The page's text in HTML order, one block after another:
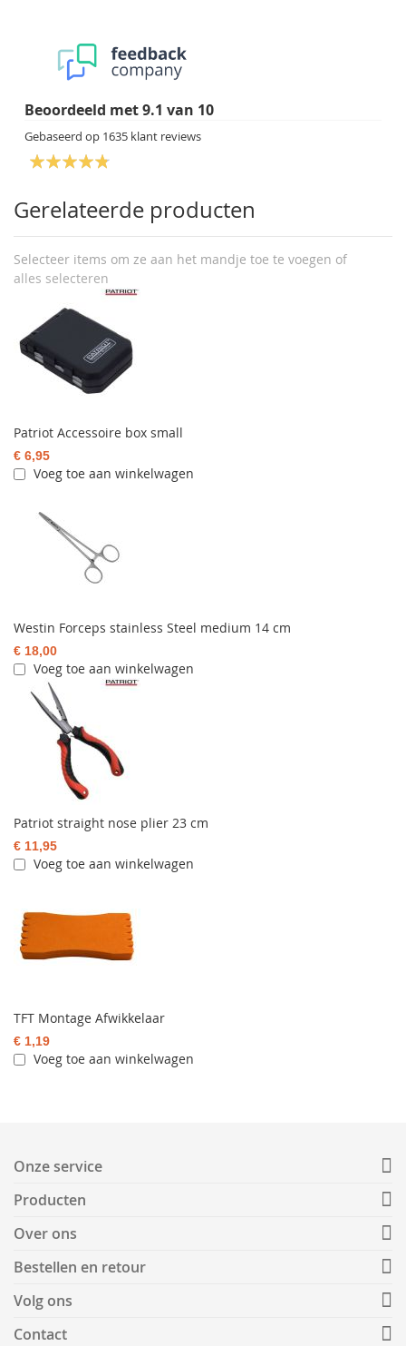
Beoordeeld met9.1 van 10
Gebaseerd op 1635 klant reviews
Gerelateerde producten
Selecteer items om ze aan het mandje toe te voegen of
alles selecteren
Patriot Accessoire box small
€ 6,95
Voeg toe aan winkelwagen
Westin Forceps stainless Steel medium 14 cm
€ 18,00
Voeg toe aan winkelwagen
Patriot straight nose plier 23 cm
€ 11,95
Voeg toe aan winkelwagen
TFT Montage Afwikkelaar
€ 1,19
Voeg toe aan winkelwagen
Onze service
Producten
Over ons
Bestellen en retour
Volg ons
Contact